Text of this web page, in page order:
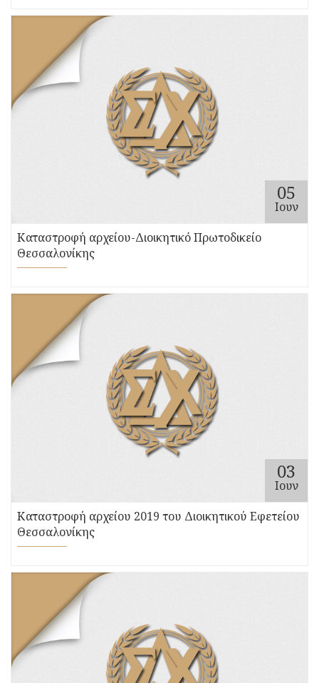
05
Ιουν
Καταστροφή αρχείου-Διοικητικό Πρωτοδικείο
Θεσσαλονίκης
03
Ιουν
Καταστροφή αρχείου 2019 του Διοικητικού Εφετείου
Θεσσαλονίκης